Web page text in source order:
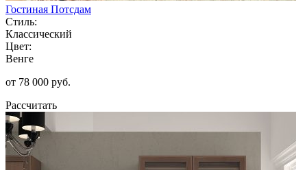
Гостиная Потсдам
Стиль:
Классический
Цвет:
Венге
от 78 000 руб.
Рассчитать